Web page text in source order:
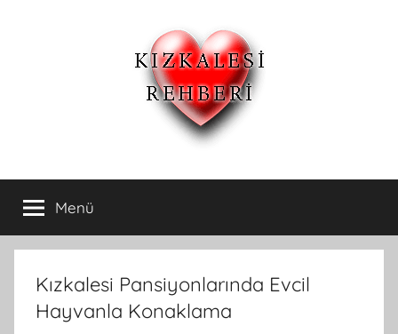
Kızkalesi
Otelleri
ve
Kızkalesi
Pansiyon,Otel
ve
Apart
Oteller
Menü
Kızkalesi Pansiyonlarında Evcil
Hayvanla Konaklama